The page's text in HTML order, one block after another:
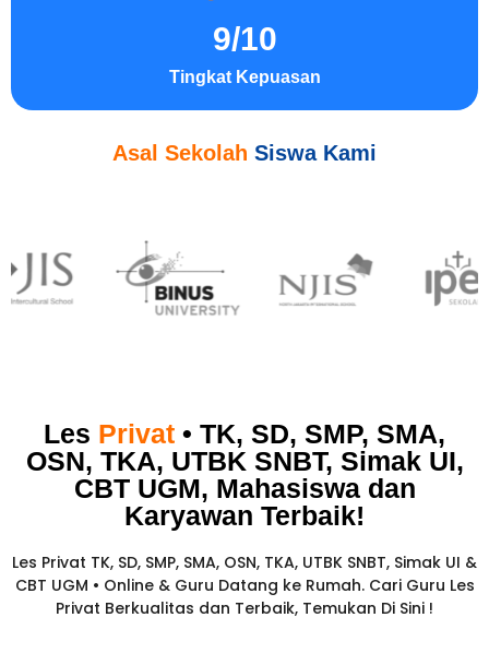
Tingkat Kepuasan
9/10
Asal Sekolah Siswa Kami
Les Privat • TK, SD, SMP, SMA,
OSN, TKA, UTBK SNBT, Simak UI,
CBT UGM, Mahasiswa dan
Karyawan Terbaik!​
Les Privat TK, SD, SMP, SMA, OSN, TKA, UTBK SNBT, Simak UI &
CBT UGM • Online & Guru Datang ke Rumah. Cari Guru Les
Privat Berkualitas dan Terbaik, Temukan Di Sini !